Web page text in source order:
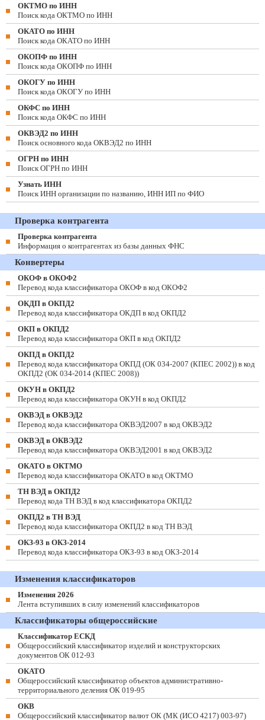
ОКТМО по ИНН
Поиск кода ОКТМО по ИНН
ОКАТО по ИНН
Поиск кода ОКАТО по ИНН
ОКОПФ по ИНН
Поиск кода ОКОПФ по ИНН
ОКОГУ по ИНН
Поиск кода ОКОГУ по ИНН
ОКФС по ИНН
Поиск кода ОКФС по ИНН
ОКВЭД2 по ИНН
Поиск основного кода ОКВЭД2 по ИНН
ОГРН по ИНН
Поиск ОГРН по ИНН
Узнать ИНН
Поиск ИНН организации по названию, ИНН ИП по ФИО
Проверка контрагента
Проверка контрагента
Информация о контрагентах из базы данных ФНС
Конвертеры
ОКОФ в ОКОФ2
Перевод кода классификатора ОКОФ в код ОКОФ2
ОКДП в ОКПД2
Перевод кода классификатора ОКДП в код ОКПД2
ОКП в ОКПД2
Перевод кода классификатора ОКП в код ОКПД2
ОКПД в ОКПД2
Перевод кода классификатора ОКПД (ОК 034-2007 (КПЕС 2002)) в код
ОКПД2 (ОК 034-2014 (КПЕС 2008))
ОКУН в ОКПД2
Перевод кода классификатора ОКУН в код ОКПД2
ОКВЭД в ОКВЭД2
Перевод кода классификатора ОКВЭД2007 в код ОКВЭД2
ОКВЭД в ОКВЭД2
Перевод кода классификатора ОКВЭД2001 в код ОКВЭД2
ОКАТО в ОКТМО
Перевод кода классификатора ОКАТО в код ОКТМО
ТН ВЭД в ОКПД2
Перевод кода ТН ВЭД в код классификатора ОКПД2
ОКПД2 в ТН ВЭД
Перевод кода классификатора ОКПД2 в код ТН ВЭД
ОКЗ-93 в ОКЗ-2014
Перевод кода классификатора ОКЗ-93 в код ОКЗ-2014
Изменения классификаторов
Изменения 2026
Лента вступивших в силу изменений классификаторов
Классификаторы общероссийские
Классификатор ЕСКД
Общероссийский классификатор изделий и конструкторских
документов ОК 012-93
ОКАТО
Общероссийский классификатор объектов административно-
территориального деления ОК 019-95
ОКВ
Общероссийский классификатор валют ОК (МК (ИСО 4217) 003-97)